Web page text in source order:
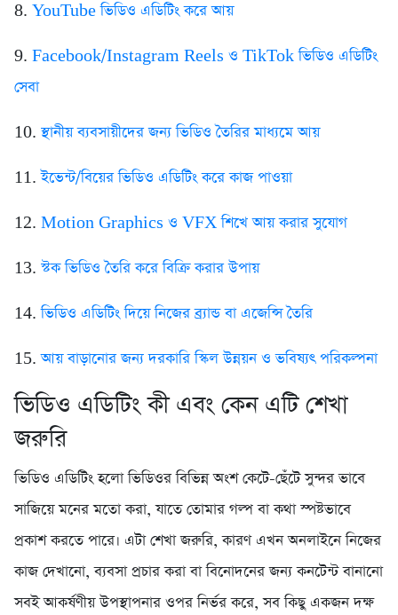
8. YouTube ভিডিও এডিটিং করে আয়
9. Facebook/Instagram Reels ও TikTok ভিডিও এডিটিং
সেবা
10. স্থানীয় ব্যবসায়ীদের জন্য ভিডিও তৈরির মাধ্যমে আয়
11.ইভেন্ট/বিয়ের ভিডিও এডিটিং করে কাজ পাওয়া
12. Motion Graphics ও VFX শিখে আয় করার সুযোগ
13. স্টক ভিডিও তৈরি করে বিক্রি করার উপায়
14.ভিডিও এডিটিং দিয়ে নিজের ব্র্যান্ড বা এজেন্সি তৈরি
15.আয় বাড়ানোর জন্য দরকারি স্কিল উন্নয়ন ও ভবিষ্যৎ পরিকল্পনা
ভিডিও এডিটিং কী এবং কেন এটি শেখা
জরুরি
ভিডিও এডিটিং হলো ভিডিওর বিভিন্ন অংশ কেটে-ছেঁটে সুন্দর ভাবে
সাজিয়ে মনের মতো করা, যাতে তোমার গল্প বা কথা স্পষ্টভাবে
প্রকাশ করতে পারে। এটা শেখা জরুরি, কারণ এখন অনলাইনে নিজের
কাজ দেখানো, ব্যবসা প্রচার করা বা বিনোদনের জন্য কনটেন্ট বানানো
সবই আকর্ষণীয় উপস্থাপনার ওপর নির্ভর করে, সব কিছু একজন দক্ষ